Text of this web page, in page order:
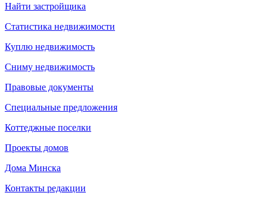
Найти застройщика
Статистика недвижимости
Куплю недвижимость
Сниму недвижимость
Правовые документы
Специальные предложения
Коттеджные поселки
Проекты домов
Дома Минска
Контакты редакции